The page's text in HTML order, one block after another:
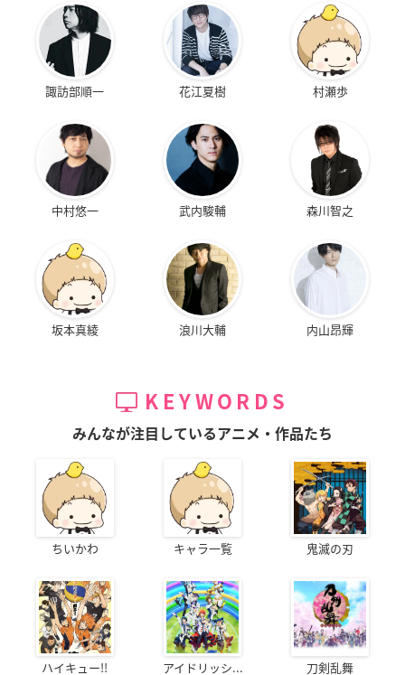
諏訪部順一 花江夏樹 村瀬歩
中村悠一 武内駿輔 森川智之
坂本真綾 浪川大輔 内山昂輝
KEYWORDS
みんなが注目しているアニメ・作品たち
ちいかわ キャラ一覧 鬼滅の刃
ハイキュー!! アイドリッシ... 刀剣乱舞